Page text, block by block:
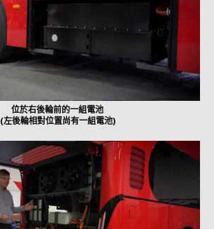
位於右後輪前的一組電池
(左後輪相對位置尚有一組電池)